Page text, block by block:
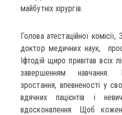
майбутніх хірургів.
Голова атестаційної
доктор медичних наук,
Іфтодій щиро привітав всіх
завершенням навчання.
зростання, впевненості у
вдячних пацієнтів і
вдосконалення. Щоб